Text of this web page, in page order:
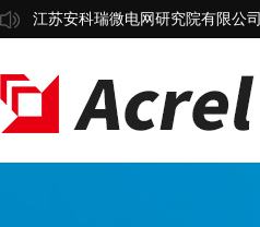
江苏安科瑞微电网研究院有限公司